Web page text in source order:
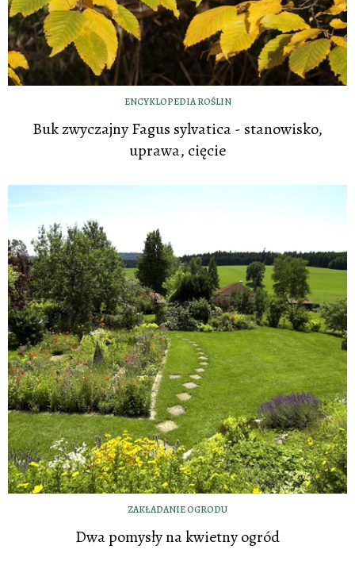
ENCYKLOPEDIA ROŚLIN
Buk zwyczajny Fagus sylvatica - stanowisko,
uprawa, cięcie
ZAKŁADANIE OGRODU
Dwa pomysły na kwietny ogród